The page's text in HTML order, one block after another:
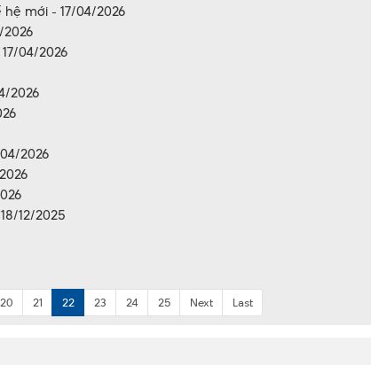
mới - 17/04/2026
04/2026
2026
2026
12/2025
20 21 22 23 24 25 Next Last